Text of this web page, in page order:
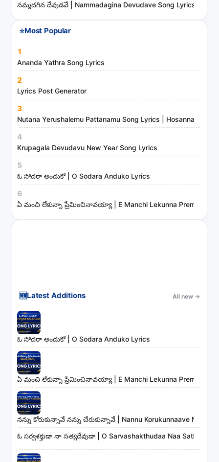
s
నమ్మదగిన దేవుడవే | Nammadagina Devudave Song Lyrics
⭐Most Popular
1
Ananda Yathra Song Lyrics
2
Lyrics Post Generator
3
Nutana Yerushalemu Pattanamu Song Lyrics | Hosanna
4
Krupagala Devudavu New Year Song Lyrics
5
ఓ సోదరా అందుకో | O Sodara Anduko Lyrics
6
ఏ మంచి లేకున్నా ప్రేమించినావయ్యా | E Manchi Lekunna
🆕Latest Additions All new →
ఓ సోదరా అందుకో | O Sodara Anduko Lyrics
ఏ మంచి లేకున్నా ప్రేమించినావయ్యా | E Manchi Lekunna
నన్ను కోరుకున్నావే నన్ను చేరుకున్నావే | Nannu Korukunnaave Nannu
ఓ సర్వశక్తుడా నా సత్యదేవుడా | O Sarvashakthudaa Naa